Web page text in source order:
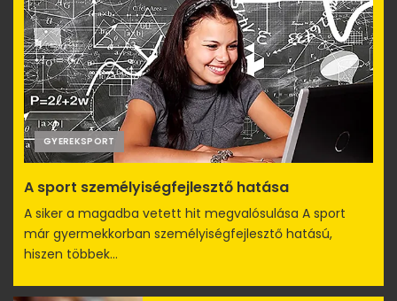
GYEREKSPORT
A sport személyiségfejlesztő hatása
A siker a magadba vetett hit megvalósulása A sport
már gyermekkorban személyiségfejlesztő hatású,
hiszen többek...